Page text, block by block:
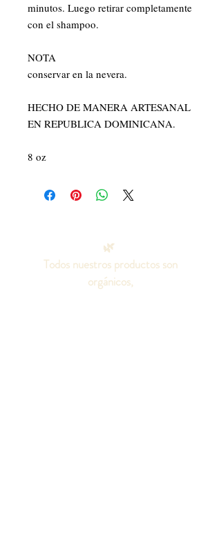
minutos. Luego retirar completamente
con el shampoo.
NOTA
conservar en la nevera.
HECHO DE MANERA ARTESANAL
EN REPUBLICA DOMINICANA.
8 oz
🌿
Todos nuestros productos son
orgánicos,